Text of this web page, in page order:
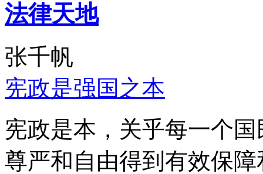
法律天地
张千帆
宪政是强国之本
宪政是本，关乎每一个
尊严和自由得到有效保